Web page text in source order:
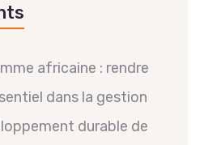
africaine : rendre
dans la gestion
durable de